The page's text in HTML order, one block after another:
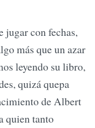
jugar con fechas,
más que un azar
leyendo su libro,
quizá quepa
de Albert
quien tanto